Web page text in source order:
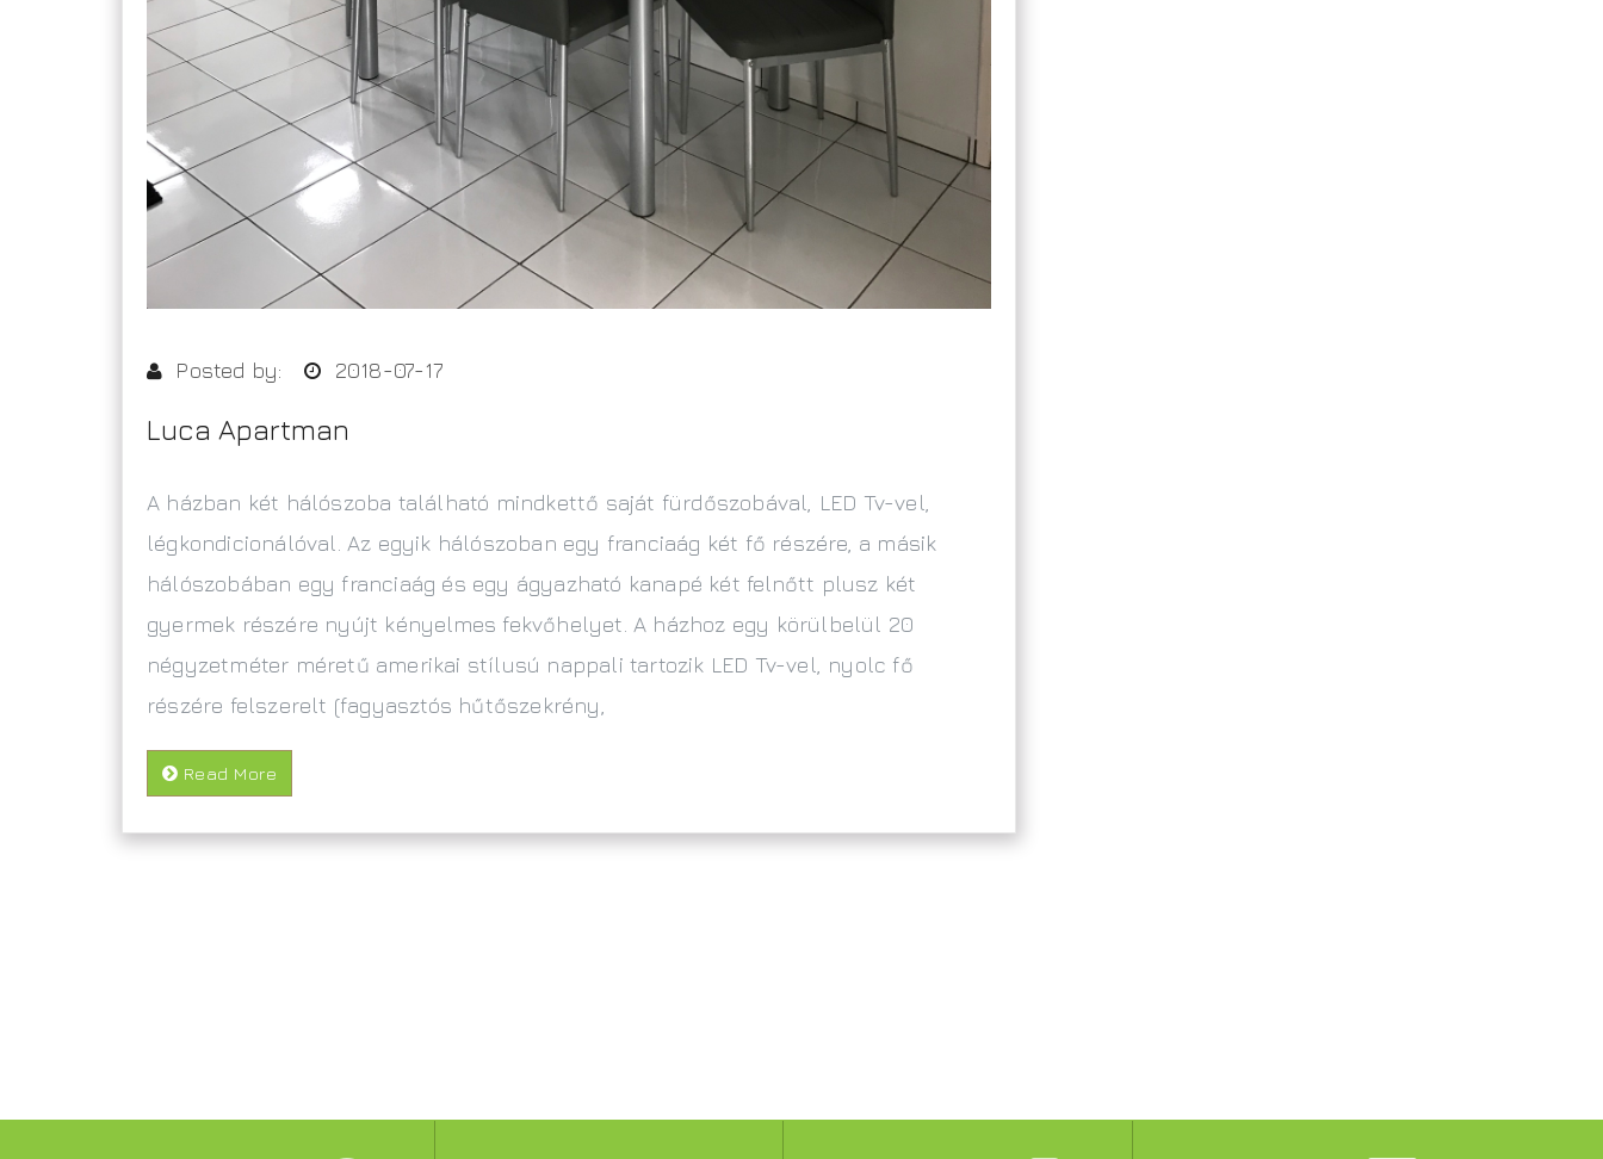
Posted by: 2018-07-17
Luca Apartman
A házban két hálószoba található mindkettő saját fürdőszobával, LED Tv-vel,
légkondicionálóval. Az egyik hálószoban egy franciaág két fő részére, a másik
hálószobában egy franciaág és egy ágyazható kanapé két felnőtt plusz két
gyermek részére nyújt kényelmes fekvőhelyet. A házhoz egy körülbelül 20
négyzetméter méretű amerikai stílusú nappali tartozik LED Tv-vel, nyolc fő
részére felszerelt (fagyasztós hűtőszekrény,
Read More